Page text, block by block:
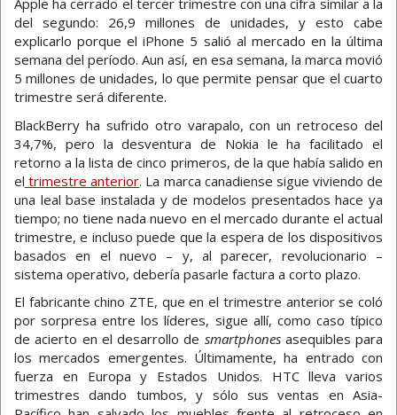
Apple ha cerrado el tercer trimestre con una cifra similar a la
del segundo: 26,9 millones de unidades, y esto cabe
explicarlo porque el iPhone 5 salió al mercado en la última
semana del período. Aun así, en esa semana, la marca movió
5 millones de unidades, lo que permite pensar que el cuarto
trimestre será diferente.
BlackBerry ha sufrido otro varapalo, con un retroceso del
34,7%, pero la desventura de Nokia le ha facilitado el
retorno a la lista de cinco primeros, de la que había salido en
el trimestre anterior. La marca canadiense sigue viviendo de
una leal base instalada y de modelos presentados hace ya
tiempo; no tiene nada nuevo en el mercado durante el actual
trimestre, e incluso puede que la espera de los dispositivos
basados en el nuevo – y, al parecer, revolucionario –
sistema operativo, debería pasarle factura a corto plazo.
El fabricante chino ZTE, que en el trimestre anterior se coló
por sorpresa entre los líderes, sigue allí, como caso típico
de acierto en el desarrollo de smartphonesasequibles para
los mercados emergentes. Últimamente, ha entrado con
fuerza en Europa y Estados Unidos. HTC lleva varios
trimestres dando tumbos, y sólo sus ventas en Asia-